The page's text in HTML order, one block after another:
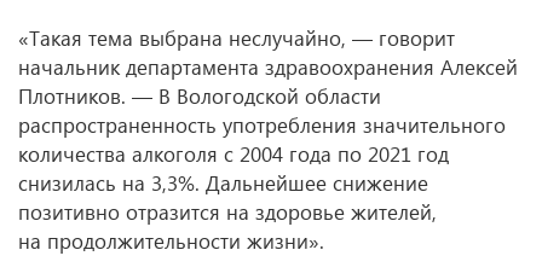
«Такая тема выбрана неслучайно, — говорит
начальник департамента здравоохранения Алексей
Плотников. — В Вологодской области
распространенность употребления значительного
количества алкоголя с 2004 года по 2021 год
снизилась на 3,3%. Дальнейшее снижение
позитивно отразится на здоровье жителей,
на продолжительности жизни».